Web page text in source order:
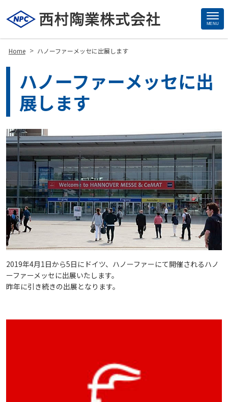
MENU
Home > ハノーファーメッセに出展します
ハノーファーメッセに出
展します
2019年4月1日から5日にドイツ、ハノーファーにて開催されるハノ
ーファーメッセに出展いたします。
昨年に引き続きの出展となります。
Site
Footer